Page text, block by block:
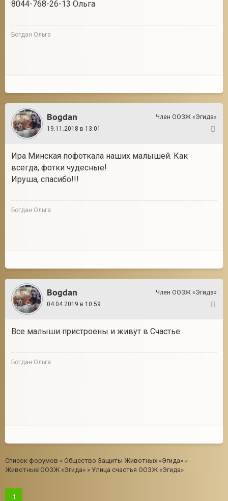
8044-768-26-13 Ольга
Богдан Ольга
Bogdan
Член ООЗЖ «Эгида»
19.11.2018 в 13:01
Ира Минская пофоткала наших малышей. Как
всегда, фотки чудесные!
Ируша, спасибо!!!
Богдан Ольга
Bogdan
Член ООЗЖ «Эгида»
04.04.2019 в 10:59
Все малыши пристроены и живут в Счастье
Богдан Ольга
Список форумов » Общество Защиты Животных «Эгида» »
Животные ООЗЖ «Эгида» » Улица счастья ООЗЖ «Эгида»
1